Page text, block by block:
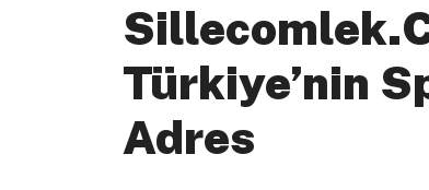
Türkiye’nin
Adres